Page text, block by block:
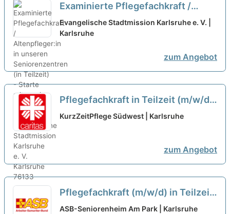
Examinierte Pflegefachkraft /
Altenpfleger:in in unseren
Seniorenzentren (in Teilzeit) -
Starte mit uns in die Zukunft!
Evangelische Stadtmission Karlsruhe e. V. |
Karlsruhe
zum Angebot
Pflegefachkraft in Teilzeit (m/w/d)
im Tagdienst - Bei uns macht
KurzZeitPflege Südwest | Karlsruhe
zum Angebot
Pflegefachkraft (m/w/d) in Teilzeit
(60-80%) - Starten Sie mit uns in
ASB-Seniorenheim Am Park | Karlsruhe